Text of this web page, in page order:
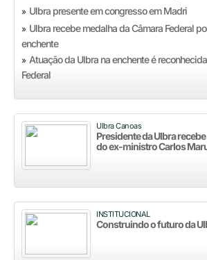
» Ulbra presente em congresso em Madri
» Ulbra recebe medalha da Câmara Federal
enchente
» Atuação da Ulbra na enchente é
Federal
Ulbra Canoas
Presidente da Ulbra
do ex-ministro Carlos
INSTITUCIONAL
Construindo o futuro da